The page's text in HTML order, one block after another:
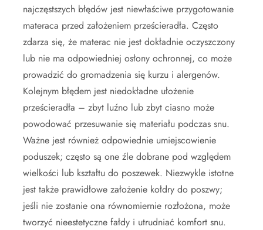
najczęstszych błędów jest niewłaściwe przygotowanie
materaca przed założeniem prześcieradła. Często
zdarza się, że materac nie jest dokładnie oczyszczony
lub nie ma odpowiedniej osłony ochronnej, co może
prowadzić do gromadzenia się kurzu i alergenów.
Kolejnym błędem jest niedokładne ułożenie
prześcieradła – zbyt luźno lub zbyt ciasno może
powodować przesuwanie się materiału podczas snu.
Ważne jest również odpowiednie umiejscowienie
poduszek; często są one źle dobrane pod względem
wielkości lub kształtu do poszewek. Niezwykle istotne
jest także prawidłowe założenie kołdry do poszwy;
jeśli nie zostanie ona równomiernie rozłożona, może
tworzyć nieestetyczne fałdy i utrudniać komfort snu.